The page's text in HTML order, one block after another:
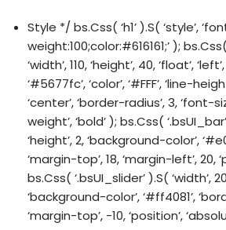
Style */ bs.Css( ‘h1’ ).S( ‘style’,
weight:100;color:#616161;’ );
‘width’, 110, ‘height’, 40, ‘float’,
‘#5677fc’, ‘color’, ‘#FFF’, ‘line-
‘center’, ‘border-radius’, 3, ‘font-
weight’, ‘bold’ ); bs.Css(
‘height’, 2, ‘background-color’,
‘margin-top’, 18, ‘margin-left’, 20,
bs.Css( ‘.bsUI_slider’ ).S( ‘width’,
‘background-color’, ‘#ff4081’,
‘margin-top’, -10, ‘position’,